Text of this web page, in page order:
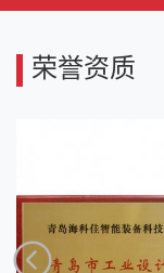
荣誉资质